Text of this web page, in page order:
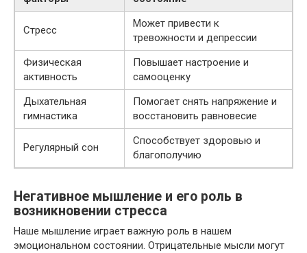
Стресс
Может привести к
тревожности и депрессии
Физическая
активность
Повышает настроение и
самооценку
Дыхательная
гимнастика
Помогает снять напряжение и
восстановить равновесие
Регулярный сон
Способствует здоровью и
благополучию
Негативное мышление и его роль в
возникновении стресса
Наше мышление играет важную роль в нашем
эмоциональном состоянии. Отрицательные мысли могут